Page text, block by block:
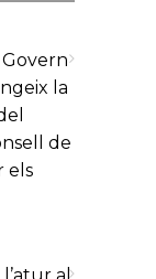
la
de
els